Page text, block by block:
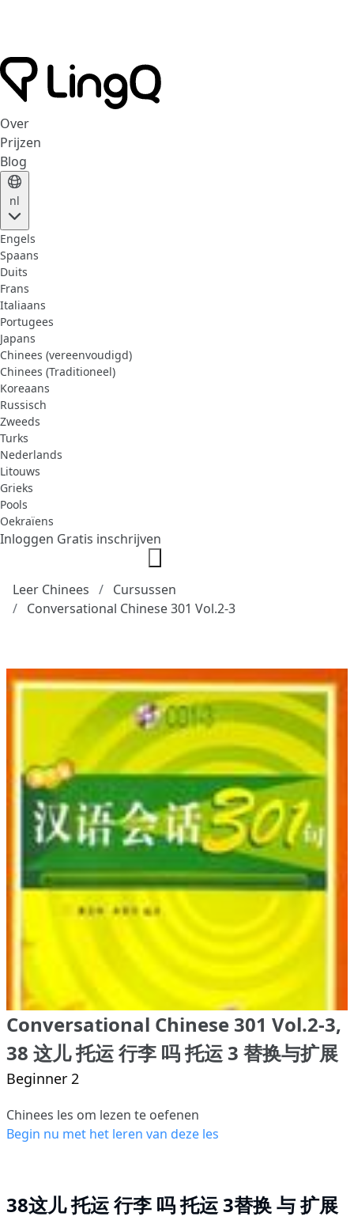
Over
Prijzen
Blog
nl
Engels
Spaans
Duits
Frans
Italiaans
Portugees
Japans
Chinees (vereenvoudigd)
Chinees (Traditioneel)
Koreaans
Russisch
Zweeds
Turks
Nederlands
Litouws
Grieks
Pools
Oekraïens
Inloggen Gratis inschrijven
Leer Chinees
Cursussen
Conversational Chinese 301 Vol.2-3
Conversational Chinese 301 Vol.2-3,
38 这儿 托运 行李 吗 托运 3 替换与扩展
Beginner 2
Chinees les om lezen te oefenen
Begin nu met het leren van deze les
38这儿 托运 行李 吗 托运 3替换 与 扩展